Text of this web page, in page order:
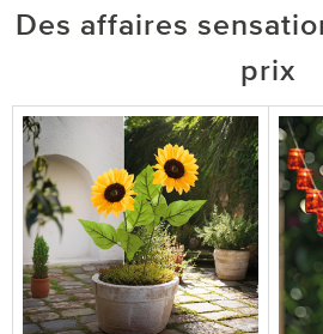
Des affaires
prix